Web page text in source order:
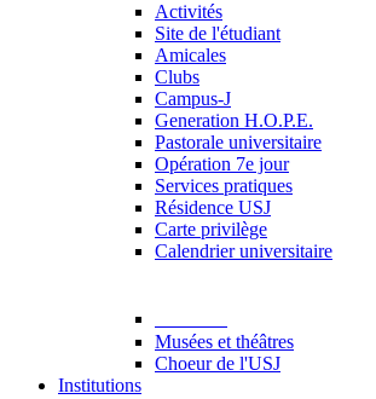
Activités
Site de l'étudiant
Amicales
Clubs
Campus-J
Generation H.O.P.E.
Pastorale universitaire
Opération 7e jour
Services pratiques
Résidence USJ
Carte privilège
Calendrier universitaire
Musées et théâtres
Choeur de l'USJ
Institutions